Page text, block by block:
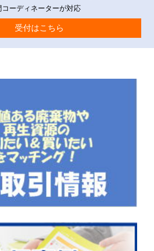
ーディネーターが対応
受付はこちら